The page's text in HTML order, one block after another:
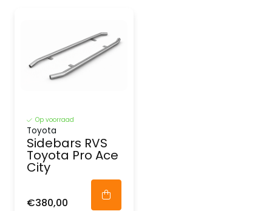
Op voorraad
Toyota
Sidebars RVS
Toyota Pro Ace
City
€380,00